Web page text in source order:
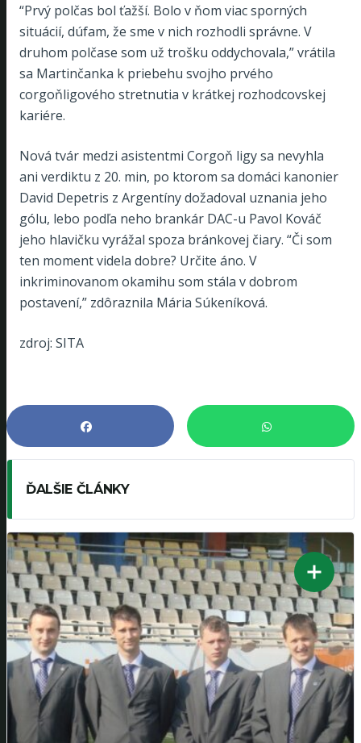
“Prvý polčas bol ťažší. Bolo v ňom viac sporných
situácií, dúfam, že sme v nich rozhodli správne. V
druhom polčase som už trošku oddychovala,” vrátila
sa Martinčanka k priebehu svojho prvého
corgoňligového stretnutia v krátkej rozhodcovskej
kariére.
Nová tvár medzi asistentmi Corgoň ligy sa nevyhla
ani verdiktu z 20. min, po ktorom sa domáci kanonier
David Depetris z Argentíny dožadoval uznania jeho
gólu, lebo podľa neho brankár DAC-u Pavol Kováč
jeho hlavičku vyrážal spoza bránkovej čiary. “Či som
ten moment videla dobre? Určite áno. V
inkriminovanom okamihu som stála v dobrom
postavení,” zdôraznila Mária Súkeníková.
zdroj: SITA
ĎALŠIE ČLÁNKY